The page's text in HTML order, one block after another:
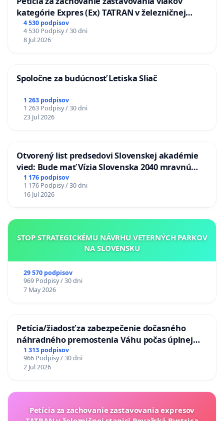
kategórie Expres (Ex) TATRAN v železničnej
stanici Púchov
4 530 podpisov
4 530 Podpisy / 30 dni
8 Jul 2026
Spoločne za budúcnosť Letiska Sliač
1 263 podpisov
1 263 Podpisy / 30 dni
23 Jul 2026
Otvorený list predsedovi Slovenskej akadémie
vied: Bude mať Vízia Slovenska 2040 mravnú
chrbticu?
1 176 podpisov
1 176 Podpisy / 30 dni
16 Jul 2026
STOP STRATEGICKÉMU NÁVRHU VETERNÝCH PARKOV
NA SLOVENSKU
29 570 podpisov
969 Podpisy / 30 dni
7 May 2026
Petícia/žiadosť za zabezpečenie dočasného
náhradného premostenia Váhu počas úplnej
uzávery Vážskeho mosta v Komárne
1 313 podpisov
966 Podpisy / 30 dni
2 Jul 2026
Petícia za zachovanie zastavovania expresov